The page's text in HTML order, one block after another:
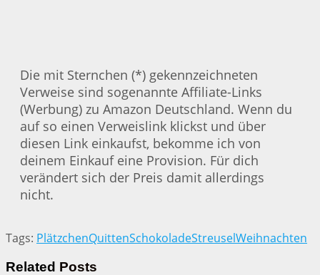
Die mit Sternchen (*) gekennzeichneten
Verweise sind sogenannte Affiliate-Links
(Werbung) zu Amazon Deutschland. Wenn du
auf so einen Verweislink klickst und über
diesen Link einkaufst, bekomme ich von
deinem Einkauf eine Provision. Für dich
verändert sich der Preis damit allerdings
nicht.
Tags: PlätzchenQuittenSchokoladeStreuselWeihnachten
Related Posts